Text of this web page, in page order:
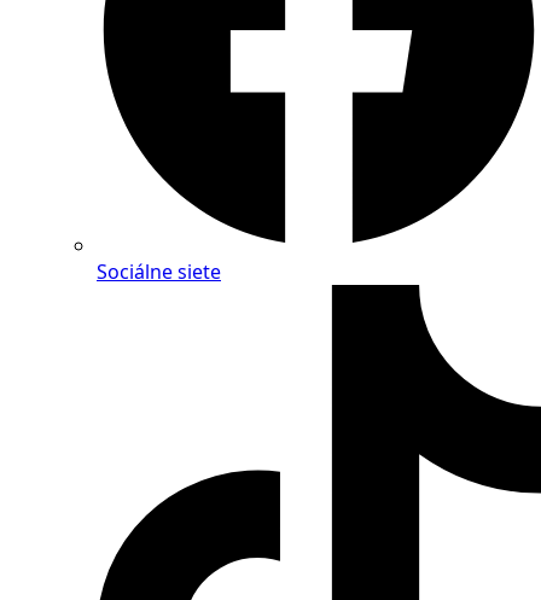
Sociálne siete